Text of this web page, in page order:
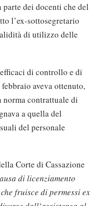
parte dei docenti che del
l’ex-sottosegretario
di utilizzo delle
di controllo e di
aveva ottenuto,
norma contrattuale di
a quella del
del personale
Corte di Cassazione
di licenziamento
fruisce di permessi ex